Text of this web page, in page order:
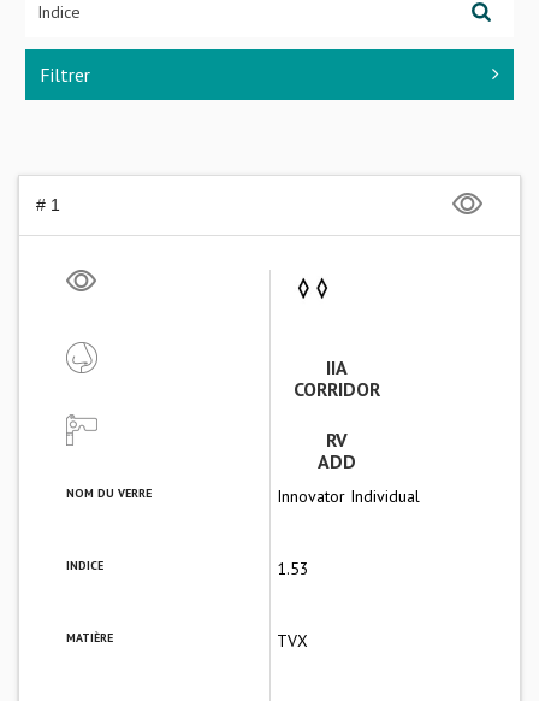
Filtrer
# 1
IIA
CORRIDOR
RV
ADD
NOM DU VERRE Innovator Individual
INDICE 1.53
MATIÈRE TVX